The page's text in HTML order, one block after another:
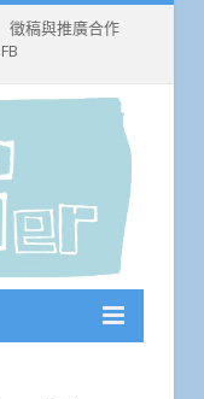
徵稿與推廣合作